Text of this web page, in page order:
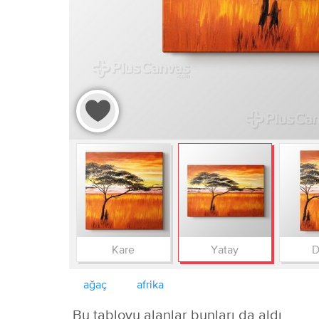
Kare Yatay
ağaç afrika
Bu tabloyu alanlar bunları da aldı